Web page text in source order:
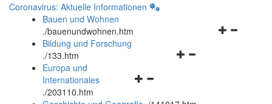
Coronavirus: Aktuelle Informationen
Bauen und Wohnen
./bauenundwohnen.htm
Navigationsmenü
Bildung und Forschung
./133.htm
Navigationsmenü
Europa und
Internationales
./203110.htm